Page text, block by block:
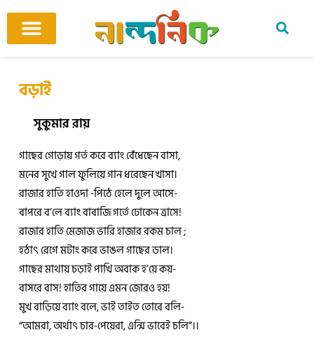
content
বড়াই
সুকুমার রায়
গাছের গোড়ায় গর্ত করে ব্যাং বেঁধেছেন বাসা,
মনের সুখে গাল ফুলিয়ে গান ধরেছেন খাসা।
রাজার হাতি হাওদা -পিঠে হেলে দুলে আসে-
বাপরে ব’লে ব্যাং বাবাজি গর্তে ঢোকেন ত্রাসে!
রাজার হাতি মেজাজ ভারি হাজার রকম চাল ;
হঠাৎ রেগে মটাং করে ভাঙল গাছের ডাল।
গাছের মাথায় চড়াই পাখি অবাক হ’য়ে কয়-
বাসরে বাস! হাতির গায়ে এমন জোরও হয়!
মুখ বাড়িয়ে ব্যাং বলে, ভাই তাইত তোরে বলি-
“আমরা, অর্থাৎ চার-পেয়েরা, এন্মি ভাবেই চলি”।।